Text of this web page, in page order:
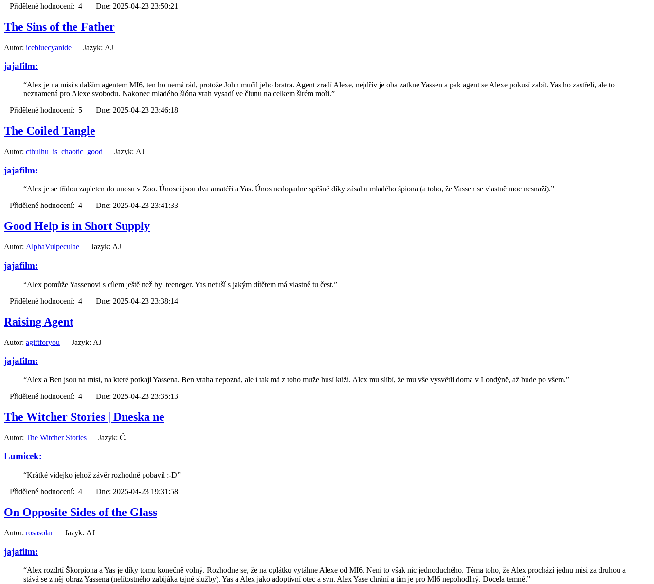
Přidělené hodnocení: 4 Dne: 2025-04-23 23:50:21
The Sins of the Father
Autor: icebluecyanide Jazyk: AJ
jajafilm:
“Alex je na misi s dalším agentem MI6, ten ho nemá rád, protože John mučil jeho bratra. Agent zradí Alexe, nejdřív je oba zatkne Yassen a pak agent se Alexe pokusí zabít. Yas ho zastřeli, ale to
neznamená pro Alexe svobodu. Nakonec mladého šióna vrah vysadí ve člunu na celkem širém moři.”
Přidělené hodnocení: 5 Dne: 2025-04-23 23:46:18
The Coiled Tangle
Autor: cthulhu_is_chaotic_good Jazyk: AJ
jajafilm:
“Alex je se třídou zapleten do unosu v Zoo. Únosci jsou dva amatéři a Yas. Únos nedopadne spěšně díky zásahu mladého špiona (a toho, že Yassen se vlastně moc nesnaží).”
Přidělené hodnocení: 4 Dne: 2025-04-23 23:41:33
Good Help is in Short Supply
Autor: AlphaVulpeculae Jazyk: AJ
jajafilm:
“Alex pomůže Yassenovi s cílem ještě než byl teeneger. Yas netuší s jakým dítětem má vlastně tu čest.”
Přidělené hodnocení: 4 Dne: 2025-04-23 23:38:14
Raising Agent
Autor: agiftforyou Jazyk: AJ
jajafilm:
“Alex a Ben jsou na misi, na které potkají Yassena. Ben vraha nepozná, ale i tak má z toho muže husí kůži. Alex mu slíbí, že mu vše vysvětlí doma v Londýně, až bude po všem.”
Přidělené hodnocení: 4 Dne: 2025-04-23 23:35:13
The Witcher Stories | Dneska ne
Autor: The Witcher Stories Jazyk: ČJ
Lumicek:
“Krátké videjko jehož závěr rozhodně pobavil :-D”
Přidělené hodnocení: 4 Dne: 2025-04-23 19:31:58
On Opposite Sides of the Glass
Autor: rosasolarJazyk: AJ
jajafilm:
“Alex rozdrtí Škorpiona a Yas je díky tomu konečně volný. Rozhodne se, že na oplátku vytáhne Alexe od MI6. Není to však nic jednoduchého. Téma toho, že Alex prochází jednu misi za druhou a
stává se z něj obraz Yassena (nelítostného zabijáka tajné služby). Yas a Alex jako adoptivní otec a syn. Alex Yase chrání a tím je pro MI6 nepohodlný. Docela temné.”